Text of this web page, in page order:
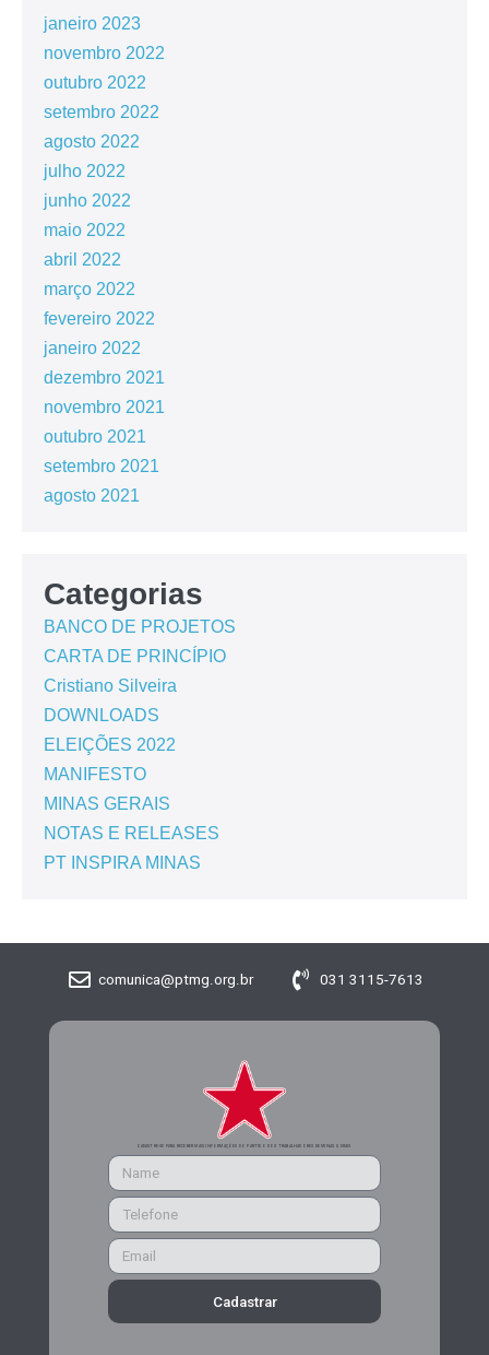
janeiro 2023
novembro 2022
outubro 2022
setembro 2022
agosto 2022
julho 2022
junho 2022
maio 2022
abril 2022
março 2022
fevereiro 2022
janeiro 2022
dezembro 2021
novembro 2021
outubro 2021
setembro 2021
agosto 2021
Categorias
BANCO DE PROJETOS
CARTA DE PRINCÍPIO
Cristiano Silveira
DOWNLOADS
ELEIÇÕES 2022
MANIFESTO
MINAS GERAIS
NOTAS E RELEASES
PT INSPIRA MINAS
comunica@ptmg.org.br 031 3115-7613
CADASTRE-SE PARA RECEBER MAIS INFORMAÇÕES DO PARTIDO DOS TRABALHADORES DE MINAS GERAIS
Cadastrar